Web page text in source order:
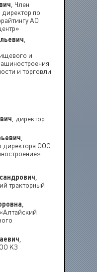
, Член
по
АО
и
и торговли
, директор
директора ООО
тракторный
КЗ